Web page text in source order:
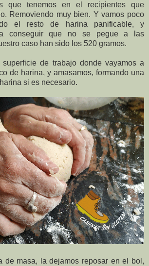
que tenemos en el recipientes que
Removiendo muy bien. Y vamos poco
el resto de harina panificable, y
conseguir que no se pegue a las
caso han sido los 520 gramos.
superficie de trabajo donde vayamos a
de harina, y amasamos, formando una
si es necesario.
de masa, la dejamos reposar en el bol,